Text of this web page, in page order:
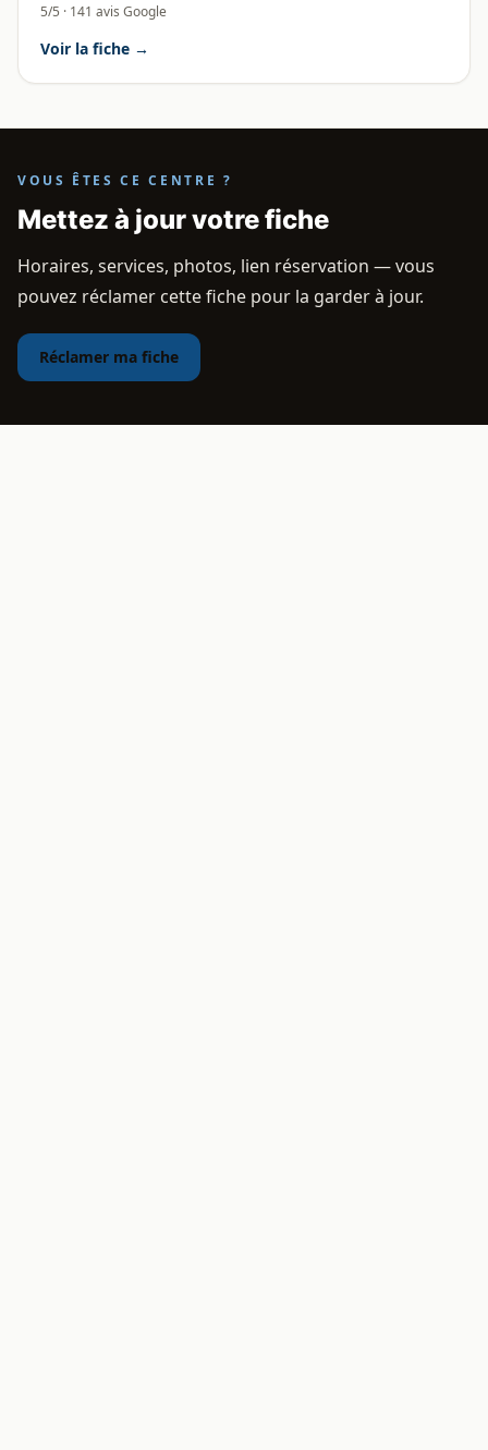
5/5 · 141 avis Google
Voir la fiche →
VOUS ÊTES CE CENTRE ?
Mettez à jour votre fiche
Horaires, services, photos, lien réservation — vous
pouvez réclamer cette fiche pour la garder à jour.
Réclamer ma fiche